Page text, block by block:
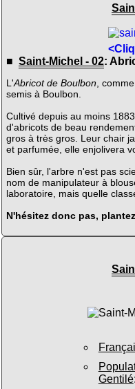
■ Saint-Michel - 02:
L'Abricot de Boulbon,
semis à Boulbon.
Cultivé depuis au moins
d'abricots de beau
gros à très gros. Leur chair
et parfumée, elle enjolivera
Bien sûr, l'arbre n'est pas
nom de manipulateur à
laboratoire, mais quelle
N'hésitez donc pas,
Gentilé: